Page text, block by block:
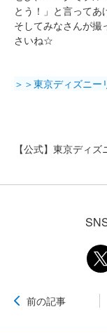
とう！」と言って
そしてみなさんが撮
さいね☆
＞＞東京ディズニー
【公式】東京ディ
前の記事